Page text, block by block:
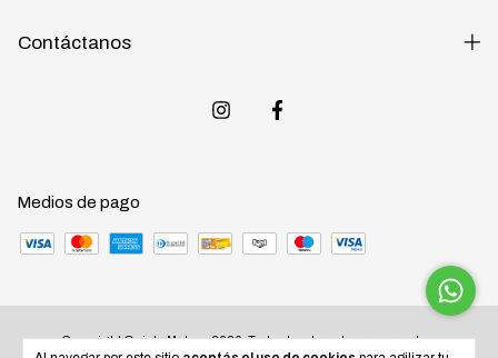
Contáctanos
Medios de pago
Copyright Quinta Motos - 2026. Todos los derechos reservados.